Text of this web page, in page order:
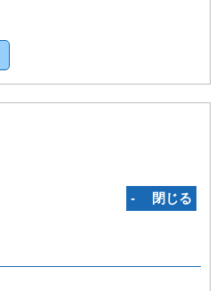
‐ 閉じる